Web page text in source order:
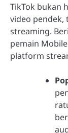
TikTok bukan
video pendek,
streaming.
pemain
platform